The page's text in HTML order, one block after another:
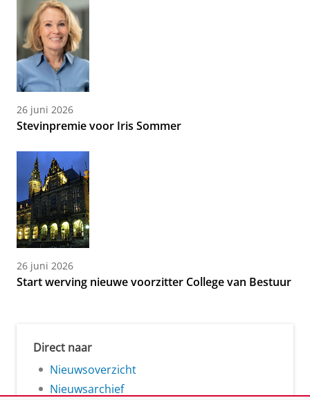
26 juni 2026
Stevinpremie voor Iris Sommer
26 juni 2026
Start werving nieuwe voorzitter College van Bestuur
Direct naar
Nieuwsoverzicht
Nieuwsarchief